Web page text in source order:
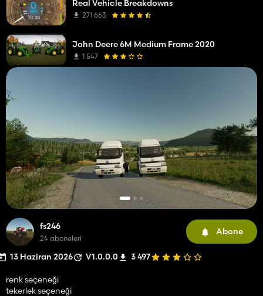
fs246
24 aboneleri
Abone
13 Haziran 2026 V1.0.0.0 3 497
renk seçeneği
tekerlek seçeneği
Real Vehicle Breakdowns
271 663
John Deere 6M Medium Frame 2020
1 547